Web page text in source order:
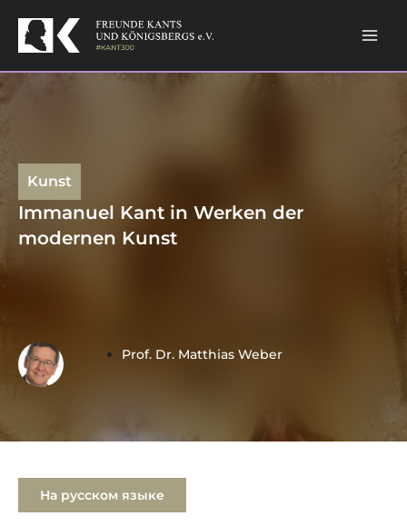
content
Kunst
Immanuel Kant in Werken der
modernen Kunst
Prof. Dr. Matthias Weber
На русском языке